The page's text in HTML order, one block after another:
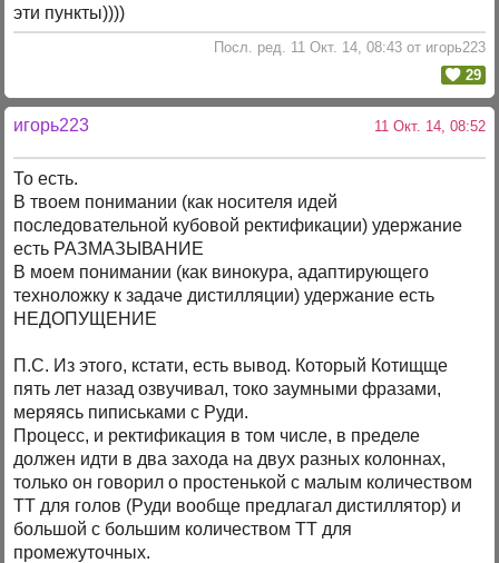
эти пункты))))
Посл. ред. 11 Окт. 14, 08:43 от игорь223
29
игорь223 11 Окт. 14, 08:52
То есть.
В твоем понимании (как носителя идей
последовательной кубовой ректификации) удержание
есть РАЗМАЗЫВАНИЕ
В моем понимании (как винокура, адаптирующего
техноложку к задаче дистилляции) удержание есть
НЕДОПУЩЕНИЕ
П.С. Из этого, кстати, есть вывод. Который Котищще
пять лет назад озвучивал, токо заумными фразами,
меряясь пиписьками с Руди.
Процесс, и ректификация в том числе, в пределе
должен идти в два захода на двух разных колоннах,
только он говорил о простенькой с малым количеством
ТТ для голов (Руди вообще предлагал дистиллятор) и
большой с большим количеством ТТ для
промежуточных.